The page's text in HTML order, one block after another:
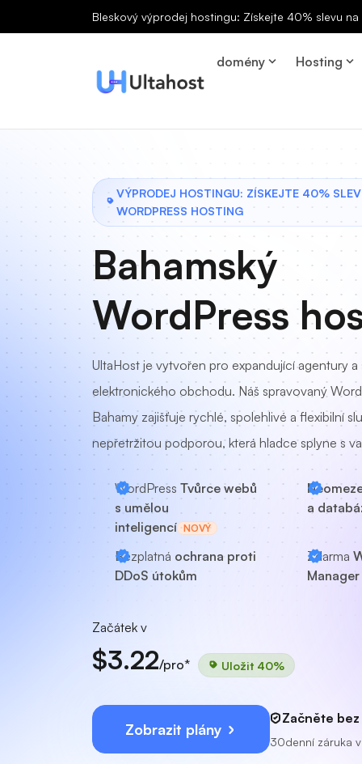
Bleskový výprodej hostingu: Získejte 40% slevu
domény Hosting
VÝPRODEJ HOSTINGU: ZÍSKEJTE 40%
WORDPRESS HOSTING
Bahamský
WordPress
UltaHost je vytvořen pro expandující agentury
elektronického obchodu. Náš spravovaný
Bahamy zajišťuje rychlé, spolehlivé a flexibilní
nepřetržitou podporou, která hladce splyne s
WordPress Tvůrce webů
s umělou
inteligencí NOVÝ
a
Bezplatná ochrana proti
DDoS útokům
Zdarma
Manager
Začátek v
$3.22/pro* Uložit 40%
Zobrazit plány
Začněte
30denní záruka